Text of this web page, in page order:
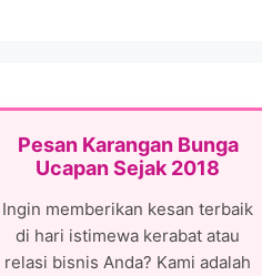
Pesan Karangan Bunga
Ucapan Sejak 2018
Ingin memberikan kesan terbaik
di hari istimewa kerabat atau
relasi bisnis Anda? Kami adalah